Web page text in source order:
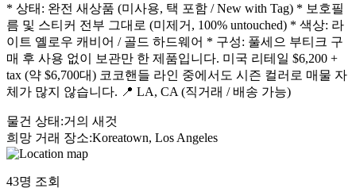
* 상태: 완전 새상품 (미사용, 택 포함 / New with Tag) * 보호필
름 및 스티커 전부 그대로 (미제거, 100% untouched) * 색상: 라
이트 옐로우 캐비어 / 골드 하드웨어 * 구성: 풀세으 부티크 구
매 후 사용 없이 보관만 한 제품입니다. 미국 리테일 $6,200 +
tax (약 $6,700대) 코코핸들 라인 중에서도 시즌 컬러로 매물 자
체가 많지 않습니다. 📍 LA, CA (직거래 / 배송 가능)
물건 상태 :거의 새것
희망 거래 장소:Koreatown, Los Angeles
43명 조회